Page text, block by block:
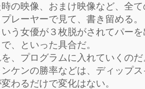
時の映像、おまけ映像など、全
プレーヤーで見て、書き留める。
いう女優が３枚脱がされてパー
、といった具合だ。
を、プログラムに入れていくのだ
ンケンの勝率などは、ディップ
わるだけで変化はない。